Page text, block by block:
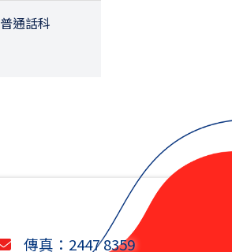
普通話科
傳真：2447 8359